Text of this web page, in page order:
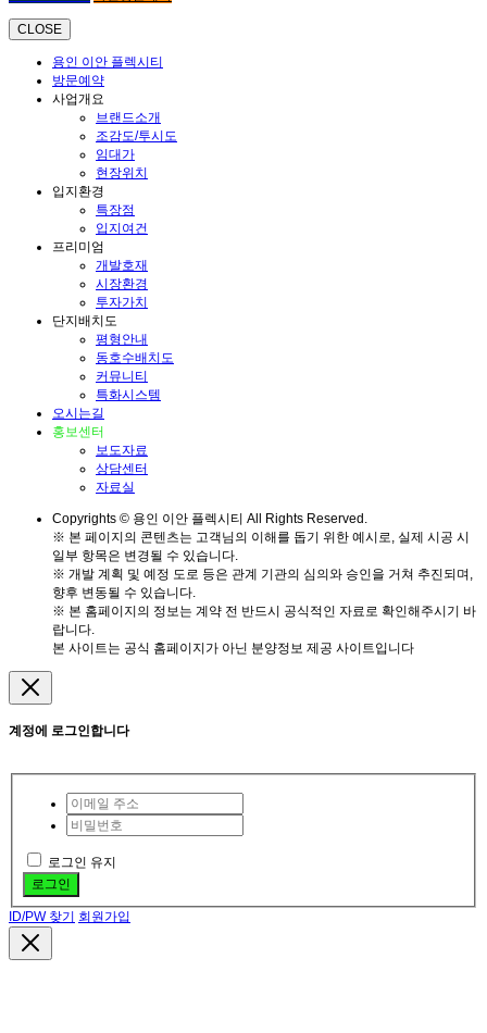
CLOSE
용인 이안 플렉시티
방문예약
사업개요
브랜드소개
조감도/투시도
임대가
현장위치
입지환경
특장점
입지여건
프리미엄
개발호재
시장환경
투자가치
단지배치도
평형안내
동호수배치도
커뮤니티
특화시스템
오시는길
홍보센터
보도자료
상담센터
자료실
Copyrights © 용인 이안 플렉시티 All Rights Reserved.
※ 본 페이지의 콘텐츠는 고객님의 이해를 돕기 위한 예시로, 실제 시공 시
일부 항목은 변경될 수 있습니다.
※ 개발 계획 및 예정 도로 등은 관계 기관의 심의와 승인을 거쳐 추진되며,
향후 변동될 수 있습니다.
※ 본 홈페이지의 정보는 계약 전 반드시 공식적인 자료로 확인해주시기 바
랍니다.
본 사이트는 공식 홈페이지가 아닌 분양정보 제공 사이트입니다
계정에 로그인합니다
로그인 유지
로그인
ID/PW 찾기 회원가입